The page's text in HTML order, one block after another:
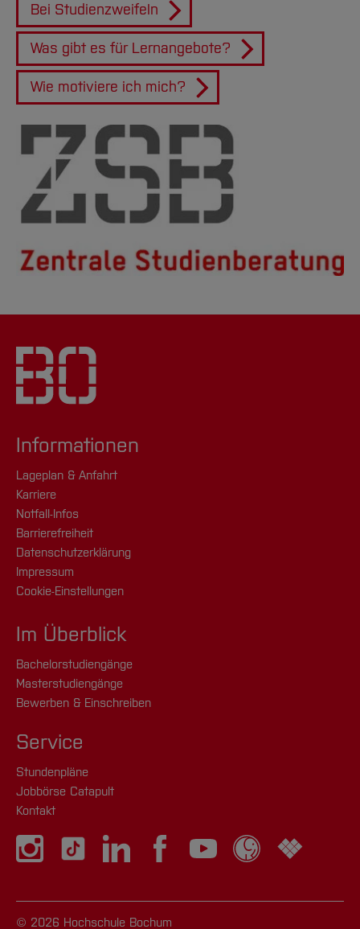
Bei Studienzweifeln
Was gibt es für Lernangebote?
Wie motiviere ich mich?
Informationen
Lageplan & Anfahrt
Karriere
Notfall-Infos
Barrierefreiheit
Datenschutzerklärung
Impressum
Cookie-Einstellungen
Im Überblick
Bachelorstudiengänge
Masterstudiengänge
Bewerben & Einschreiben
Service
Stundenpläne
Jobbörse Catapult
Kontakt
© 2026 Hochschule Bochum